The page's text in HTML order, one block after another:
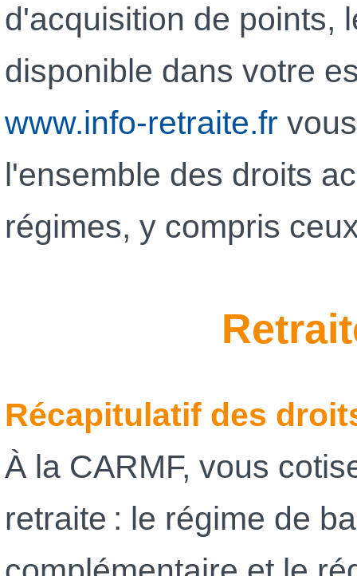
d'acquisition de points,
disponible dans votre
www.info-retraite.fr
l'ensemble des droits
régimes, y compris
Récapitulatif des
À la CARMF, vous
retraite : le régime de